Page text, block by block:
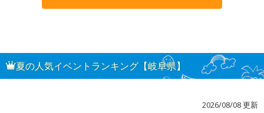
夏の人気イベントランキング【岐阜県】
2026/08/08 更新